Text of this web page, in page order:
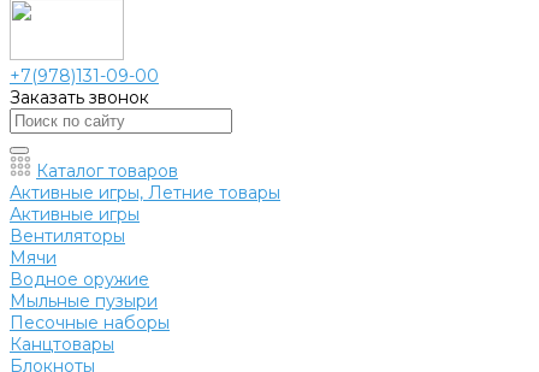
+7(978)131-09-00
Заказать звонок
Каталог товаров
Активные игры, Летние товары
Активные игры
Вентиляторы
Мячи
Водное оружие
Мыльные пузыри
Песочные наборы
Канцтовары
Блокноты